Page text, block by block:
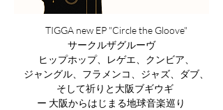
TIGGA new EP "Circle the Gloove"
サークルザグルーヴ
ヒップホップ、レゲエ、クンビア、
ジャングル、フラメンコ、ジャズ、ダブ、
そして祈りと大阪ブギウギ
ー 大阪からはじまる地球音楽巡り